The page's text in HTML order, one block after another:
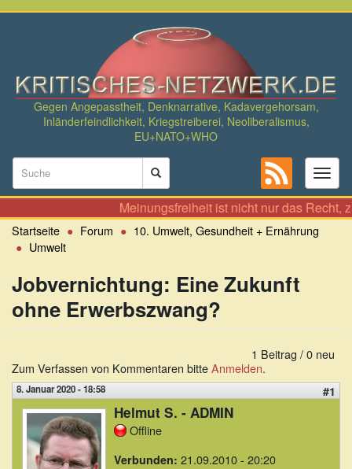
Direkt
Gegen Angepasstheit, Denknarrative, Kadavergehorsam,
Inländerfeindlichkeit, Kriegstreiberei, Neoliberalismus,
EU+NATO+WHO
Suchformular
Suche
Meinungsfreiheit ist nicht nur das Recht, zu
Startseite Forum
10. Umwelt, Gesundheit + Ernährung
Umwelt
Jobvernichtung: Eine Zukunft
ohne Erwerbszwang?
1 Beitrag / 0 neu
Zum Verfassen von Kommentaren bitteAnmelden.
8. Januar 2020 - 18:58 #1
Helmut S. - ADMIN
Offline
Verbunden: 21.09.2010 - 20:20